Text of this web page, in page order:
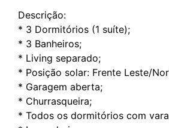
Descrição:
* 3 Dormitórios (1 suíte);
* 3 Banheiros;
* Living separado;
* Posição solar: Frente Leste/
* Garagem aberta;
* Churrasqueira;
* Todos os dormitórios com